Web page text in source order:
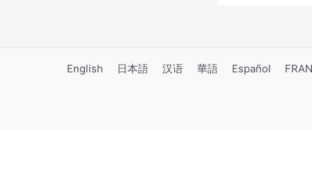
English 日本語 汉语 華語 Español